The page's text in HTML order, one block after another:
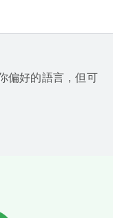
偏好的語言，但可